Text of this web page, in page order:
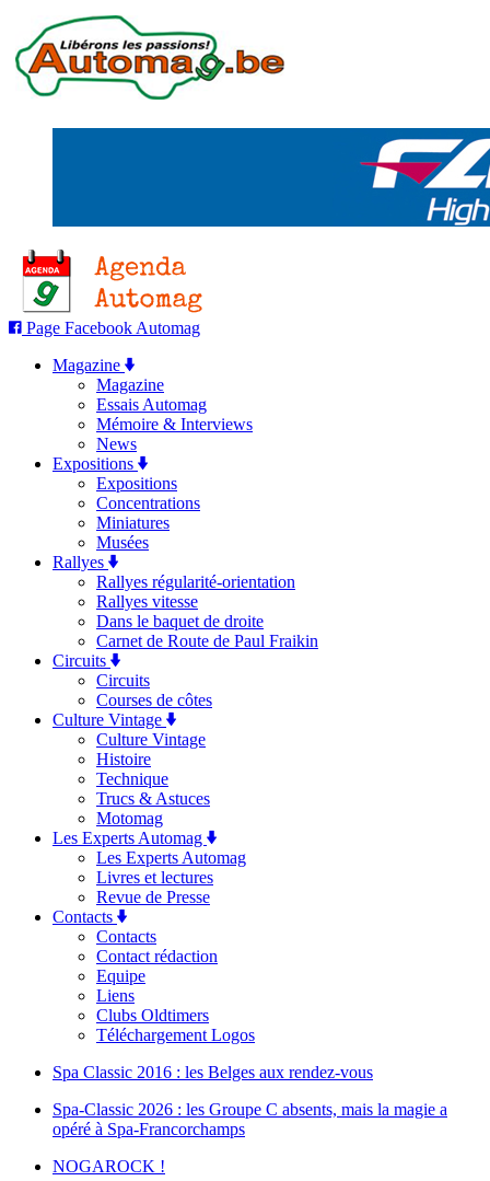
Page Facebook Automag
Magazine
Magazine
Essais Automag
Mémoire & Interviews
News
Expositions
Expositions
Concentrations
Miniatures
Musées
Rallyes
Rallyes régularité-orientation
Rallyes vitesse
Dans le baquet de droite
Carnet de Route de Paul Fraikin
Circuits
Circuits
Courses de côtes
Culture Vintage
Culture Vintage
Histoire
Technique
Trucs & Astuces
Motomag
Les Experts Automag
Les Experts Automag
Livres et lectures
Revue de Presse
Contacts
Contacts
Contact rédaction
Equipe
Liens
Clubs Oldtimers
Téléchargement Logos
Spa Classic 2016 : les Belges aux rendez-vous
Spa-Classic 2026 : les Groupe C absents, mais la magie a
opéré à Spa-Francorchamps
NOGAROCK !